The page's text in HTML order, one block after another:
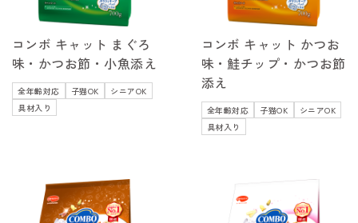
コンボ キャット まぐろ
味・かつお節・小魚添え
全年齢対応 子猫OK
シニアOK
具材入り
コンボ キャット かつお
味・鮭チップ・かつお節
添え
全年齢対応 子猫OK
シニアOK
具材入り